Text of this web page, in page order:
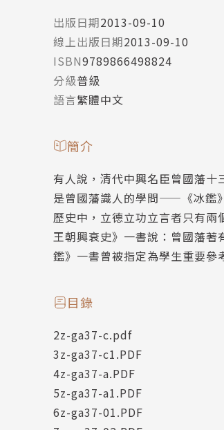
出版日期2013-09-10
線上出版日期2013-09-10
ISBN9789866498824
分級普級
語言繁體中文
簡介
有人說，清代中興名臣曾國藩
是曾國藩識人的學問——《冰鑑
歷史中，立德立功立言者只有
王朝興衰史》一書說：曾國藩
鑑》一書曾被指定為學生重要參
目錄
2z-ga37-c.pdf
3z-ga37-c1.PDF
4z-ga37-a.PDF
5z-ga37-a1.PDF
6z-ga37-01.PDF